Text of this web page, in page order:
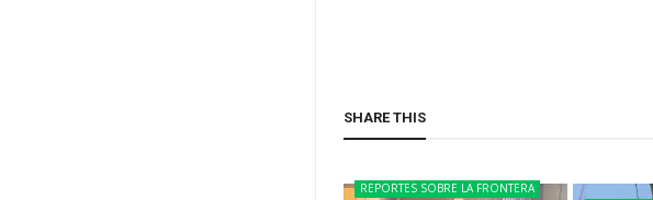
SHARE THIS
REPORTES SOBRE LA FRONTERA